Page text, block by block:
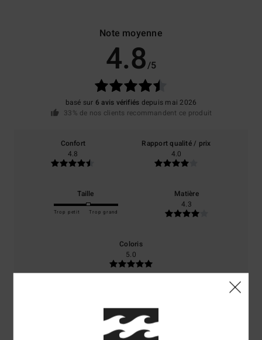
Note moyenne
4.8/5
basé sur 6 avis vérifiés depuis mai 2026
33% de nos clients recommandent ce produit
Confort
4.8
Rapport qualité / prix
4.0
Taille
Trop petit Trop grand
Matière
4.3
Coloris
5.0
5/5